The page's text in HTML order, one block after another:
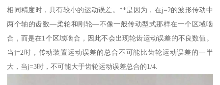
相同精度时，具有较小的运动误差。**是因为，在j=2的波形传动中
两个轴的齿数—柔轮和刚轮—不像一般传动型式那样在一个区域啮
合，而是在1个区域啮合，因此不会出现轮齿运动误差的不良数值。
当j=2时，传动装置运动误差的总合不可能比齿轮运动误差的一半
大，当j=3时，不可能大于齿轮运动误差总合的1/4.